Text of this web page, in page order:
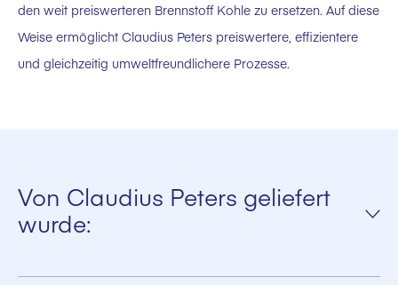
den weit preiswerteren Brennstoff Kohle zu ersetzen. Auf diese
Weise ermöglicht Claudius Peters preiswertere, effizientere
und gleichzeitig umweltfreundlichere Prozesse.
Von Claudius Peters geliefert
wurde:
Das erste Dichtstromverteilersystem im Jahr 1984